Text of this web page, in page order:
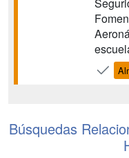
forma...
Búsquedas